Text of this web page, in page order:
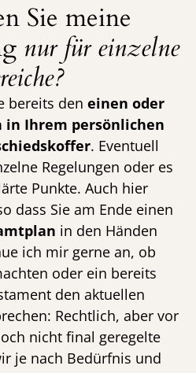
Sie meine
nur für einzelne
bereits den einen oder
in Ihrem persönlichen
. Eventuell
Regelungen oder es
Punkte. Auch hier
dass Sie am Ende einen
in den Händen
ich mir gerne an, ob
oder ein bereits
den aktuellen
Rechtlich, aber vor
nicht final geregelte
je nach Bedürfnis und